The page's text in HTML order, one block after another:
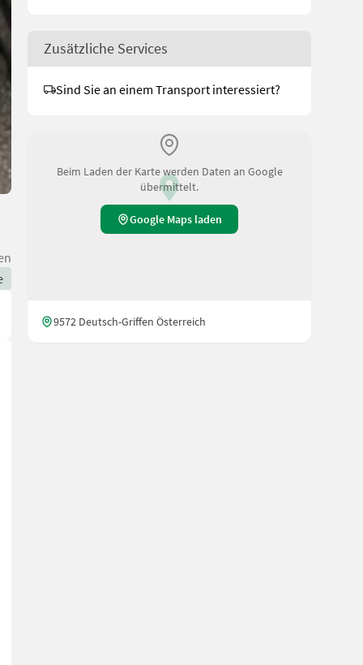
Zusätzliche Services
Sind Sie an einem Transport interessiert?
Beim Laden der Karte werden Daten an Google
übermittelt.
Google Maps laden
9572 Deutsch-Griffen Österreich